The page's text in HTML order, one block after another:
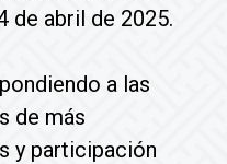
de abril de 2025.
a las
de más
y participación